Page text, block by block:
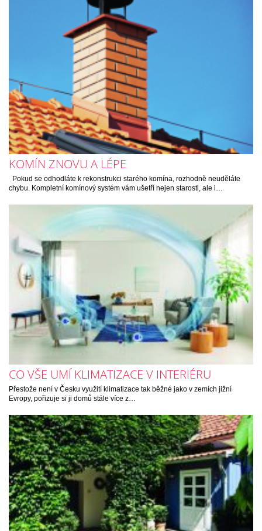
KOMÍN ZNOVU A LÉPE
Pokud se odhodláte k rekonstrukci starého komína, rozhodně neuděláte
chybu. Kompletní komínový systém vám ušetří nejen starosti, ale i…
CO VŠE UMÍ KLIMATIZACE V INTERIÉRU
Přestože není v Česku využití klimatizace tak běžné jako v zemích jižní
Evropy, pořizuje si ji domů stále více z…